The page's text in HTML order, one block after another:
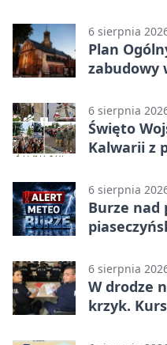
6 sierpnia
Plan
zabudowy
6 sierpnia
Święto
Kalwarii z
6 sierpnia
Burze nad
6 sierpnia
W drodze
krzyk.